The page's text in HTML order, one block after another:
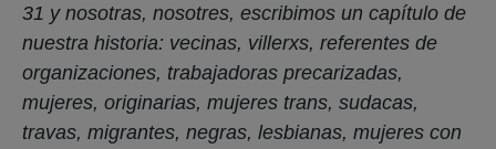
31 y nosotras, nosotres, escribimos un capítulo de
nuestra historia: vecinas, villerxs, referentes de
organizaciones, trabajadoras precarizadas,
mujeres, originarias, mujeres trans, sudacas,
travas, migrantes, negras, lesbianas, mujeres con